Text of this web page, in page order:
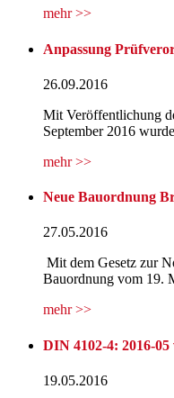
mehr >>
Anpassung
26.09.2016
Mit Veröffentlichung
September 2016
mehr >>
Neue Bauordnung
27.05.2016
Mit dem Gesetz zur
Bauordnung vom 19.
mehr >>
DIN 4102-4: 2016-
19.05.2016